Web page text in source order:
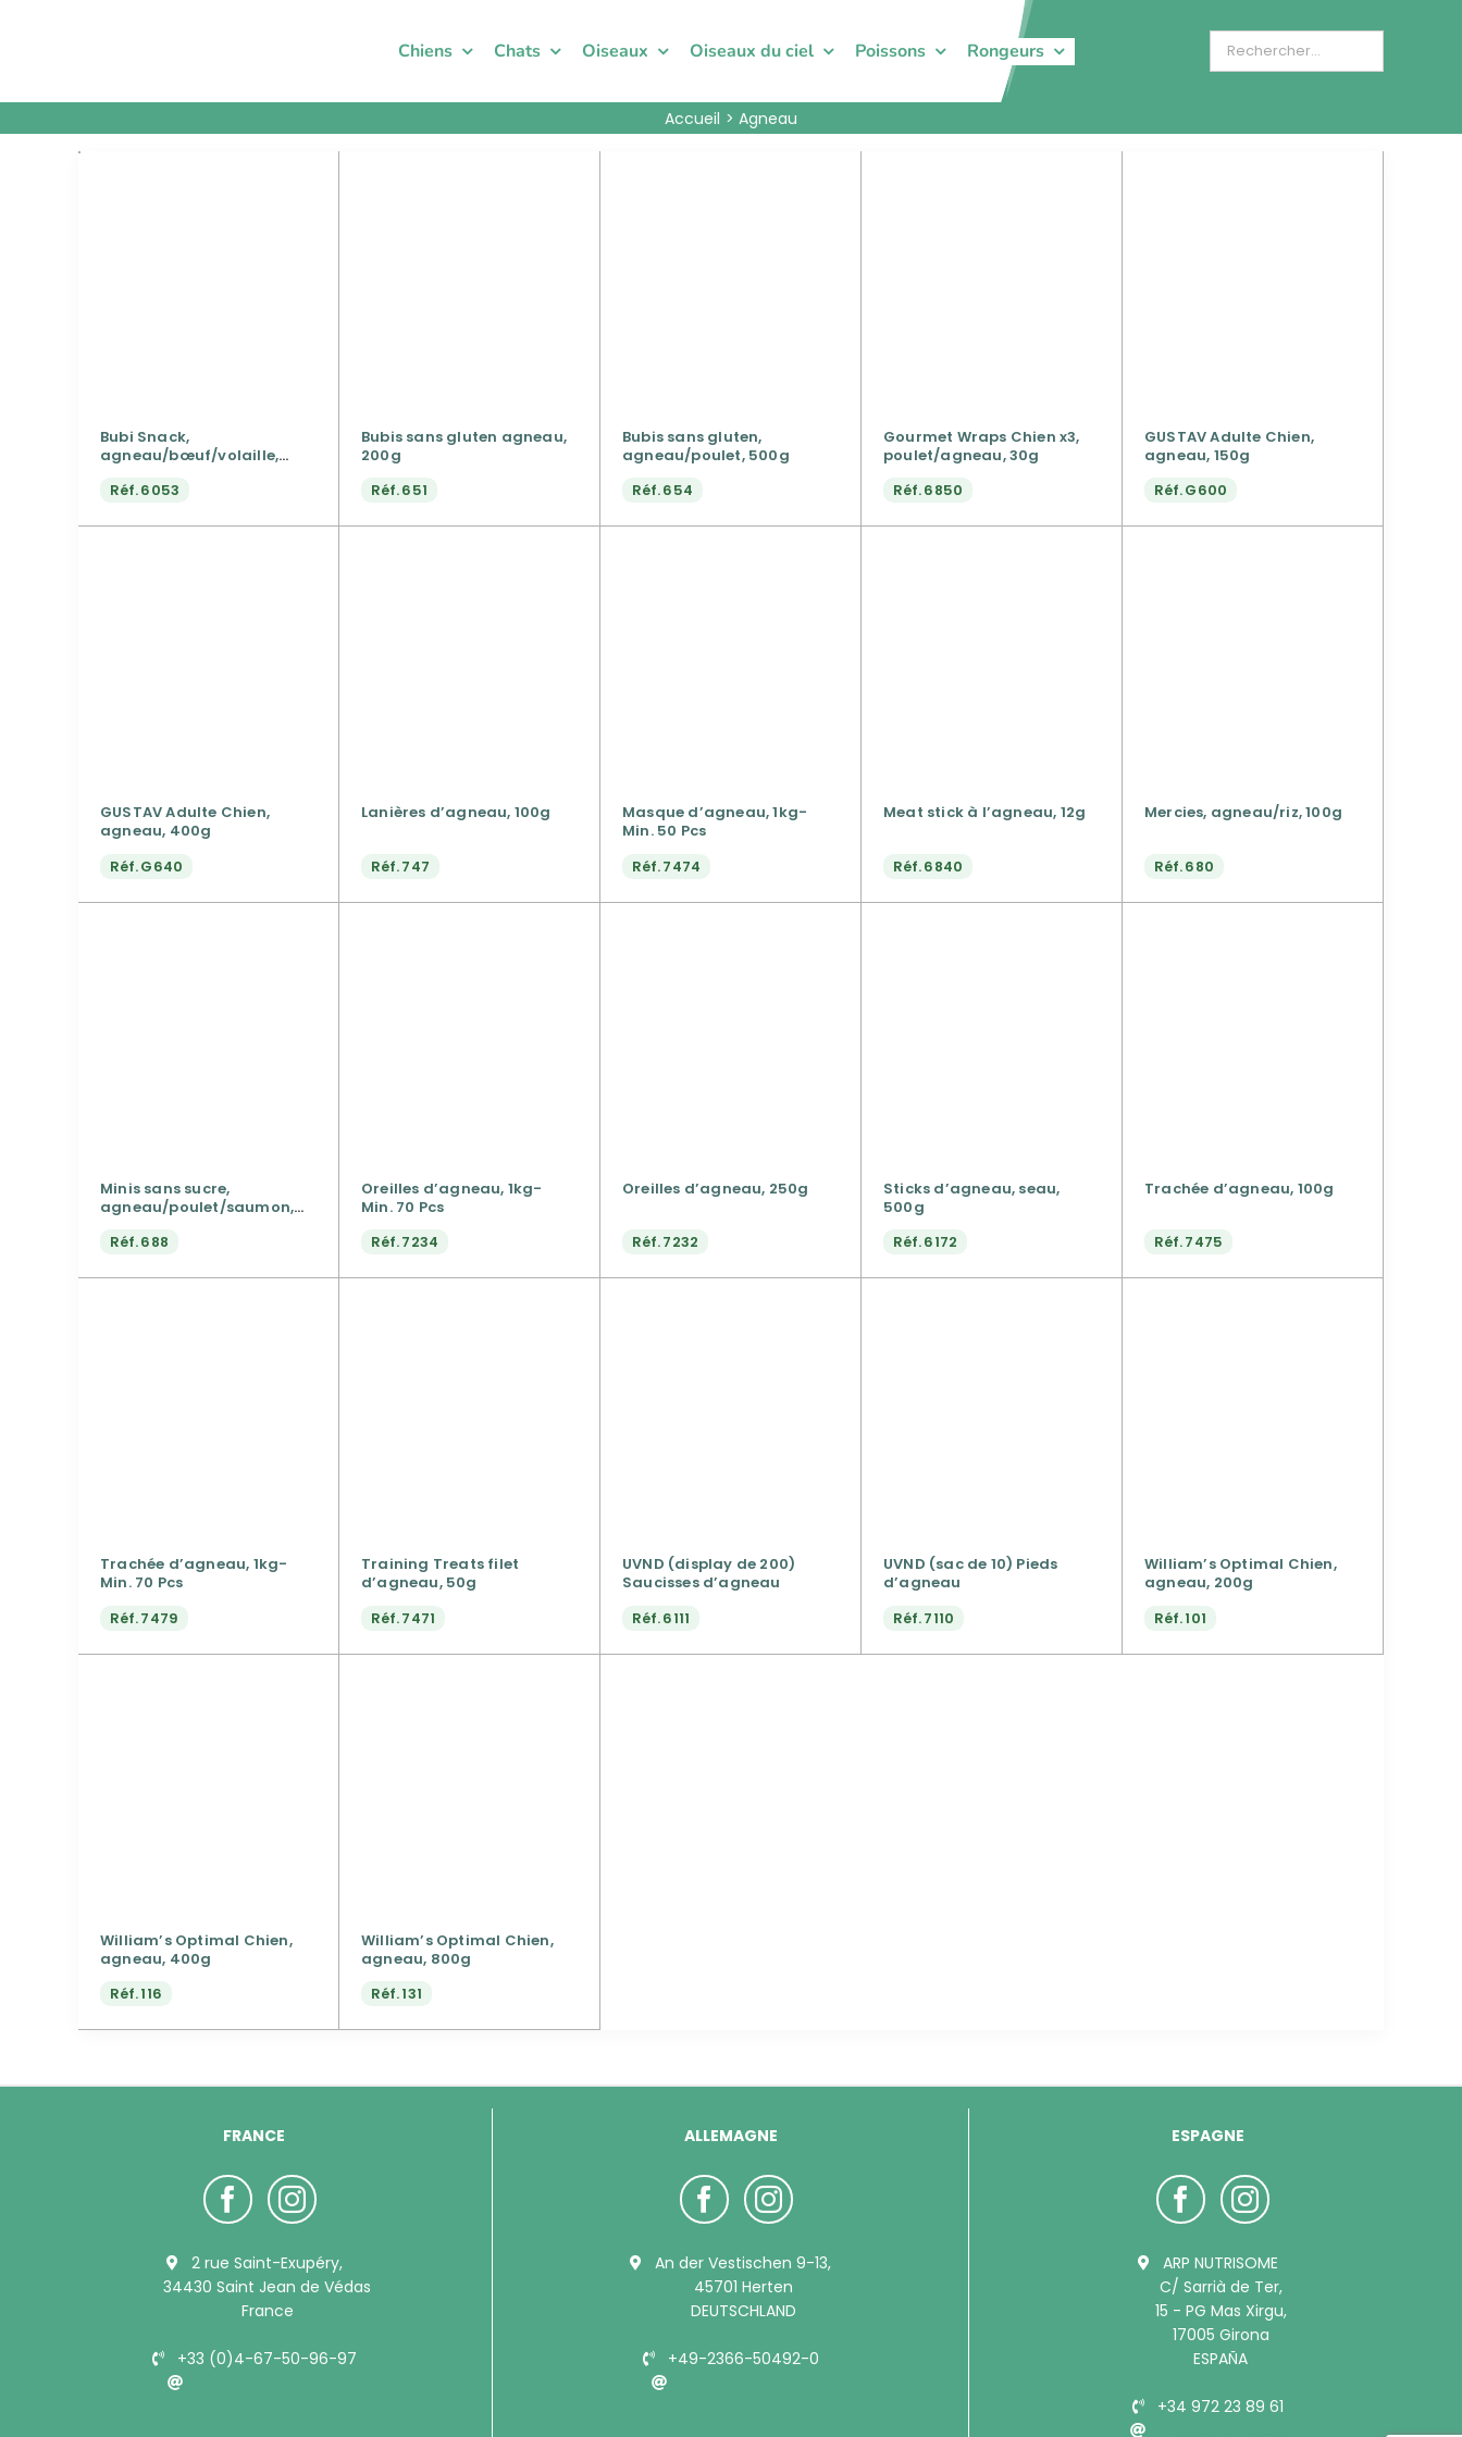
Chiens Chats Oiseaux Oiseaux du ciel Poissons Rongeurs
Accueil Agneau
Bubi Snack,
agneau/bœuf/volaille,
Réf.6053
Bubis sans gluten agneau,
200g
Réf.651
Bubis sans gluten,
agneau/poulet, 500g
Réf.654
Gourmet Wraps Chien x3,
poulet/agneau, 30g
Réf.6850
GUSTAV Adulte Chien,
agneau, 150g
Réf.G600
GUSTAV Adulte Chien,
agneau, 400g
Réf.G640
Lanières d’agneau, 100g
Réf.747
Masque d’agneau, 1kg-
Min. 50 Pcs
Réf.7474
Meat stick à l’agneau, 12g
Réf.6840
Mercies, agneau/riz, 100g
Réf.680
Minis sans sucre,
agneau/poulet/saumon,
Réf.688
Oreilles d’agneau, 1kg-
Min. 70 Pcs
Réf.7234
Oreilles d’agneau, 250g
Réf.7232
Sticks d’agneau, seau,
500g
Réf.6172
Trachée d’agneau, 100g
Réf.7475
Trachée d’agneau, 1kg-
Min. 70 Pcs
Réf.7479
Training Treats filet
d’agneau, 50g
Réf.7471
UVND (display de 200)
Saucisses d’agneau
Réf.6111
UVND (sac de 10) Pieds
d’agneau
Réf.7110
William’s Optimal Chien,
agneau, 200g
Réf.101
William’s Optimal Chien,
agneau, 400g
Réf.116
William’s Optimal Chien,
agneau, 800g
Réf.131
FRANCE
2 rue Saint-Exupéry,
34430 Saint Jean de Védas
France
+33 (0)4-67-50-96-97
ALLEMAGNE
An der Vestischen 9-13,
45701 Herten
DEUTSCHLAND
+49-2366-50492-0
ESPAGNE
ARP NUTRISOME
C/ Sarrià de Ter,
15 - PG Mas Xirgu,
17005 Girona
ESPAÑA
+34 972 23 89 61